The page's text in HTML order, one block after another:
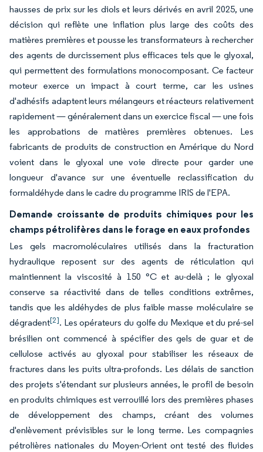
hausses de prix sur les diols et leurs dérivés en avril 2025, une
décision qui reflète une inflation plus large des coûts des
matières premières et pousse les transformateurs à rechercher
des agents de durcissement plus efficaces tels que le glyoxal,
qui permettent des formulations monocomposant. Ce facteur
moteur exerce un impact à court terme, car les usines
d'adhésifs adaptent leurs mélangeurs et réacteurs relativement
rapidement — généralement dans un exercice fiscal — une fois
les approbations de matières premières obtenues. Les
fabricants de produits de construction en Amérique du Nord
voient dans le glyoxal une voie directe pour garder une
longueur d'avance sur une éventuelle reclassification du
formaldéhyde dans le cadre du programme IRIS de l'EPA.
Demande croissante de produits chimiques pour les
champs pétrolifères dans le forage en eaux profondes
Les gels macromoléculaires utilisés dans la fracturation
hydraulique reposent sur des agents de réticulation qui
maintiennent la viscosité à 150 °C et au-delà ; le glyoxal
conserve sa réactivité dans de telles conditions extrêmes,
tandis que les aldéhydes de plus faible masse moléculaire se
dégradent[2]. Les opérateurs du golfe du Mexique et du pré-sel
brésilien ont commencé à spécifier des gels de guar et de
cellulose activés au glyoxal pour stabiliser les réseaux de
fractures dans les puits ultra-profonds. Les délais de sanction
des projets s'étendant sur plusieurs années, le profil de besoin
en produits chimiques est verrouillé lors des premières phases
de développement des champs, créant des volumes
d'enlèvement prévisibles sur le long terme. Les compagnies
pétrolières nationales du Moyen-Orient ont testé des fluides